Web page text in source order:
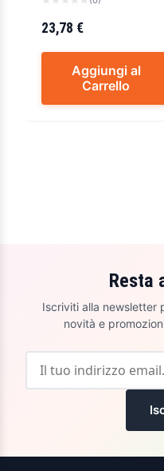
23,78 €
Aggiungi al
Carrello
Resta
Iscriviti alla newsletter
novità e